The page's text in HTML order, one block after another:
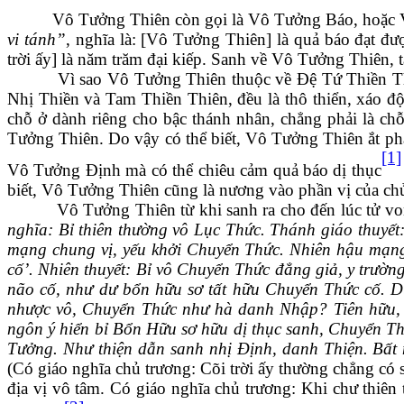
Vô Tưởng Thiên còn gọi là Vô Tưởng Báo,
vi tánh”, nghĩa là: [Vô Tưởng Thiên] là quả báo đạt
trời ấy] là năm trăm đại kiếp. Sanh về Vô Tưởng Thiên,
Vì sao Vô Tưởng Thiên thuộc về Đệ Tứ Thiền
Nhị Thiền và Tam Thiền Thiên, đều là thô thiển, xáo
chỗ ở dành riêng cho bậc thánh nhân, chẳng phải là
Tưởng Thiên. Do vậy có thể biết, Vô Tưởng Thiên ắt
Vô Tưởng Định mà có thể chiêu cảm quả báo dị thục
[1]
biết, Vô Tưởng Thiên cũng là nương vào phần vị của
Vô Tưởng Thiên từ khi sanh ra cho đến lúc tử
nghĩa: Bỉ thiên thường vô Lục Thức. Thánh giáo
mạng chung vị, yếu khởi Chuyển Thức. Nhiên hậu
cố’. Nhiên thuyết: Bỉ vô Chuyển Thức đẳng giả, y
não cố, như dư bổn hữu sơ tất hữu Chuyển Thức cố.
nhược vô, Chuyển Thức như hà danh Nhập? Tiên
ngôn ý hiển bỉBổn Hữu sơ hữu dị thục sanh, Chuyển
Tưởng. Như thiện dẫn sanh nhị Định, danh Thiện.
(Có giáo nghĩa chủ trương: Cõi trời ấythường chẳng có
địa vị vô tâm. Có giáo nghĩa chủ trương: Khi chư thiên